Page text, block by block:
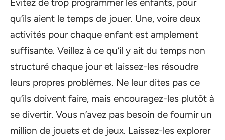
qu’ils aient le temps de jouer. Une, voire deux
activités pour chaque enfant est amplement
suffisante. Veillez à ce qu’il y ait du temps non
structuré chaque jour et laissez-les résoudre
leurs propres problèmes. Ne leur dites pas ce
qu’ils doivent faire, mais encouragez-les plutôt à
se divertir. Vous n’avez pas besoin de fournir un
million de jouets et de jeux. Laissez-les explorer